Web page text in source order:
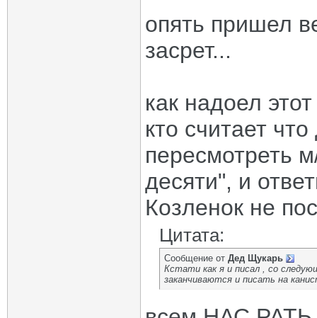
опять пришел
засрет...
как надоел
кто считает
пересмотреть
десяти", и
Козленок не
Цитата:
Сообщение от Дед Щукарь
Кстати как я и писал , со
заканчиваются и писать на